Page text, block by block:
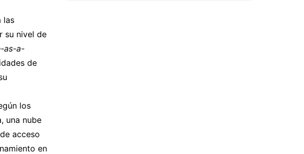
las
su nivel de
as-a-
de
los
una nube
acceso
en